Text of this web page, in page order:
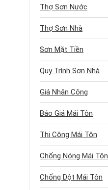
Thợ Sơn Nước
Thợ Sơn Nhà
Sơn Mặt Tiền
Quy Trình Sơn Nhà
Giá Nhân Công
Báo Giá Mái Tôn
Thi Công Mái Tôn
Chống Nóng Mái Tôn
Chống Dột Mái Tôn